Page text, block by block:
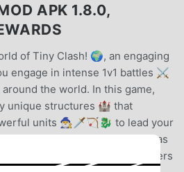
APK 1.8.0,
of Tiny Clash! 🌍, an engaging
engage in intense 1v1 battles ⚔️
the world. In this game,
unique structures 🏰 that
units 🧙‍♂️🗡️🏹🐉 to lead your
offers distinct units, such as
splash damage 💥, brave soldiers